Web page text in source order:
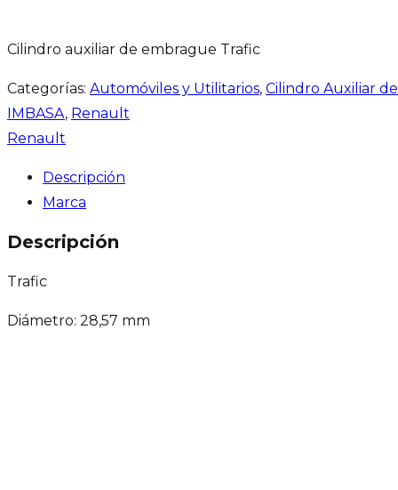
Cilindro auxiliar de embrague Trafic
Categorías: Automóviles y Utilitarios, Cilindro Auxiliar
IMBASA, Renault
Renault
Descripción
Marca
Descripción
Trafic
Diámetro: 28,57 mm